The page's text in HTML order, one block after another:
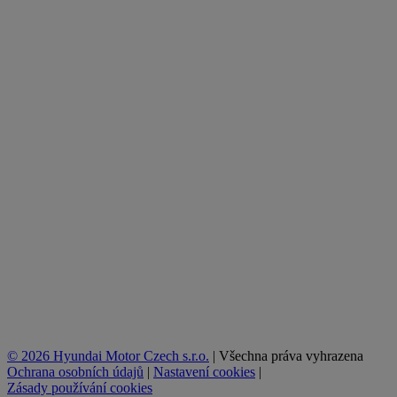
© 2026 Hyundai Motor Czech s.r.o. | Všechna práva vyhrazena
Ochrana osobních údajů | Nastavení cookies |
Zásady používání cookies